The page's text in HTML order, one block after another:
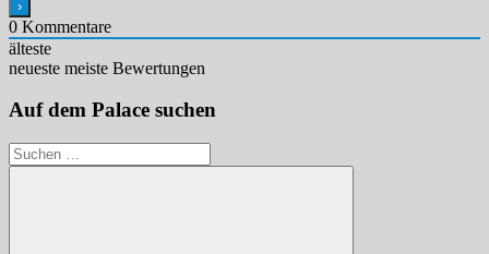
0 Kommentare
älteste
neueste meiste Bewertungen
Auf dem Palace suchen
Suchen
nach: